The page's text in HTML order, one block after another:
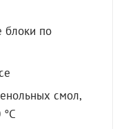
блоки по
смол,